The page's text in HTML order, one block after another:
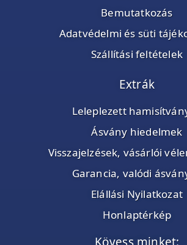
Bemutatkozás
Adatvédelmi és süti
Szállítási feltételek
Extrák
Leleplezett
Ásvány hiedelmek
Visszajelzések, vásárlói
Garancia, valódi
Elállási Nyilatkozat
Honlaptérkép